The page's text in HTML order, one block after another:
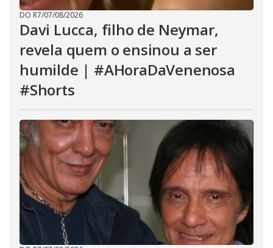
DO R7/07/08/2026
Davi Lucca, filho de Neymar,
revela quem o ensinou a ser
humilde | #AHoraDaVenenosa
#Shorts